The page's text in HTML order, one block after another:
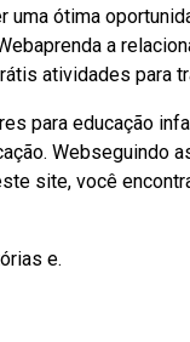
ótima
a
atividades para
para educação
Webseguindo
site, você
e.